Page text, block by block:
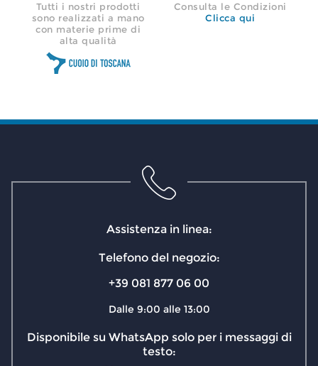
Tutti i nostri prodotti
sono realizzati a mano
con materie prime di
alta qualità
Consulta le Condizioni
Clicca qui
Assistenza in linea:
Telefono del negozio:
+39 081 877 06 00
Dalle 9:00 alle 13:00
Disponibile su WhatsApp solo per i messaggi di
testo: